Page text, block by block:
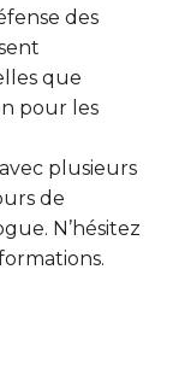
des
que
pour les
plusieurs
de
N’hésitez